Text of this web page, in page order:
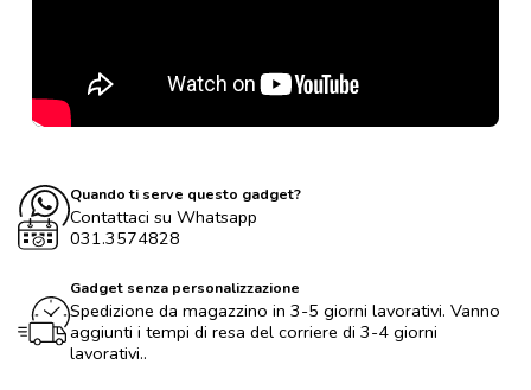
Quando ti serve questo gadget?
Contattaci su Whatsapp
031.3574828
Gadget senza personalizzazione
Spedizione da magazzino in 3-5 giorni lavorativi. Vanno
aggiunti i tempi di resa del corriere di 3-4 giorni
lavorativi..